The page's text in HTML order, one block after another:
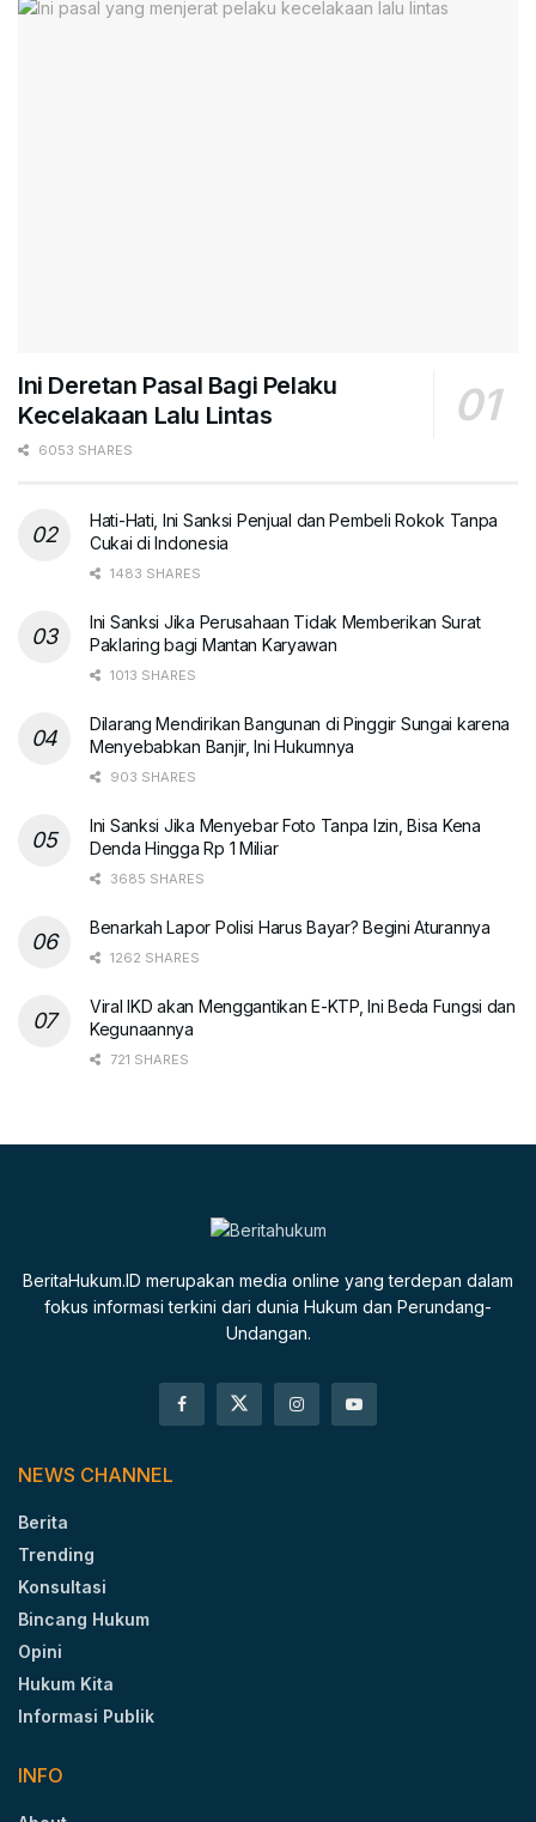
Ini Deretan Pasal Bagi Pelaku
Kecelakaan Lalu Lintas
6053 SHARES
Hati-Hati, Ini Sanksi Penjual dan Pembeli Rokok Tanpa
Cukai di Indonesia
1483 SHARES
Ini Sanksi Jika Perusahaan Tidak Memberikan Surat
Paklaring bagi Mantan Karyawan
1013 SHARES
Dilarang Mendirikan Bangunan di Pinggir Sungai karena
Menyebabkan Banjir, Ini Hukumnya
903 SHARES
Ini Sanksi Jika Menyebar Foto Tanpa Izin, Bisa Kena
Denda Hingga Rp 1 Miliar
3685 SHARES
Benarkah Lapor Polisi Harus Bayar? Begini Aturannya
1262 SHARES
Viral IKD akan Menggantikan E-KTP, Ini Beda Fungsi dan
Kegunaannya
721 SHARES
BeritaHukum.ID merupakan media online yang terdepan dalam
fokus informasi terkini dari dunia Hukum dan Perundang-
Undangan.
NEWS CHANNEL
Berita
Trending
Konsultasi
Bincang Hukum
Opini
Hukum Kita
Informasi Publik
INFO